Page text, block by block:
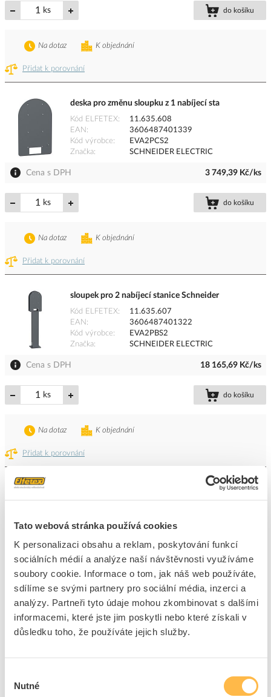
Tato webová stránka používá cookies
K personalizaci obsahu a reklam, poskytování funkcí
sociálních médií a analýze naší návštěvnosti využíváme
soubory cookie. Informace o tom, jak náš web používáte,
sdílíme se svými partnery pro sociální média, inzerci a
analýzy. Partneři tyto údaje mohou zkombinovat s dalšími
informacemi, které jste jim poskytli nebo které získali v
důsledku toho, že používáte jejich služby.
souhlasu
Nutné
ks do košíku
Přidat k porovnání
K objednání
Na dotaz
deska pro změnu sloupku z 1 nabíjecí sta
Kód ELFETEX
11.635.608
EAN
3606487401339
Kód výrobce
EVA2PCS2
Značka
SCHNEIDER ELECTRIC
Cena s DPH 3 749,39 Kč/ks
ks do košíku
Přidat k porovnání
K objednání
Na dotaz
sloupek pro 2 nabíjecí stanice Schneider
Kód ELFETEX
11.635.607
EAN
3606487401322
Kód výrobce
EVA2PBS2
Značka
SCHNEIDER ELECTRIC
Cena s DPH 18 165,69 Kč/ks
ks do košíku
Přidat k porovnání
K objednání
Na dotaz
sloupek pro 1 nabíjecí stanic Schneider
Kód výrobce
EVA2PBS1
Cena s DPH 16 407,19 Kč/ks
ks do košíku
K objednání
Na dotaz
EVlinkProAC22kW kabel T2 RDC-DD 6mA MNx